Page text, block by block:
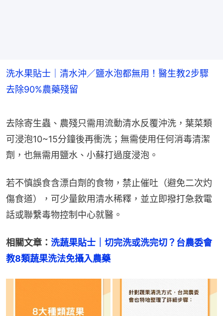
洗水果貼士｜清水沖／鹽水泡都無用！醫生教2步驟
去除90%農藥殘留
去除寄生蟲、農殘只需用流動清水反覆沖洗，葉菜類
可浸泡10~15分鐘後再衝洗；無需使用任何消毒清潔
劑，也無需用鹽水、小蘇打過度浸泡。
若不慎誤食含漂白劑的食物，禁止催吐（避免二次灼
傷食道），可少量飲用清水稀釋，並立即撥打急救電
話或聯繫毒物控制中心就醫。
相關文章： 洗蔬果貼士｜切完洗或洗完切？台農委會
教8類蔬果洗法免攝入農藥